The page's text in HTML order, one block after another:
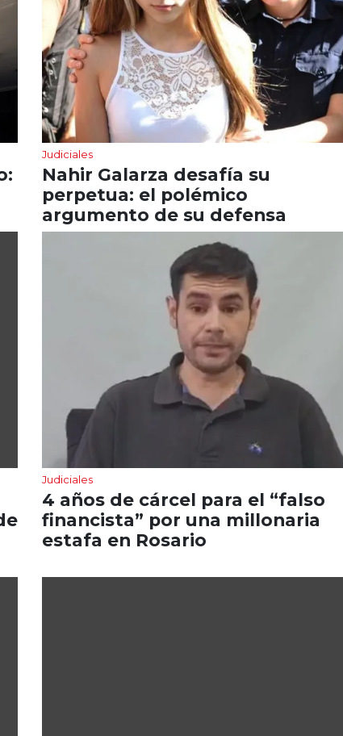
Judiciales
Nahir Galarza desafía su
perpetua: el polémico
argumento de su defensa
Judiciales
4 años de cárcel para el “falso
financista” por una millonaria
estafa en Rosario